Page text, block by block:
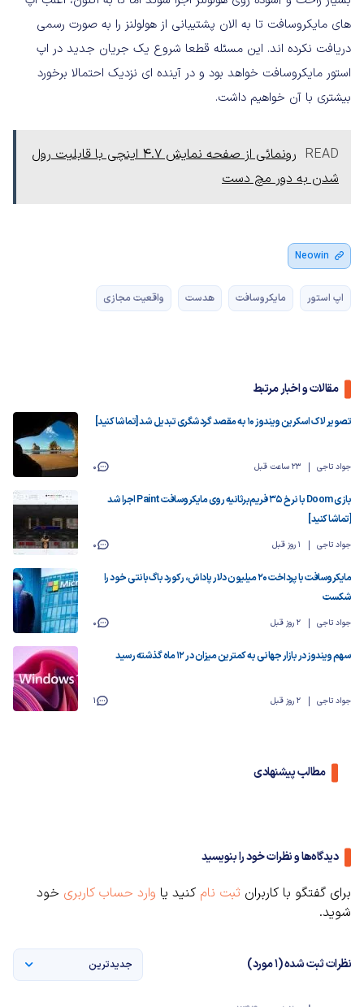
های مایکروسافت تا به الان پشتیبانی از هولولنز را به صورت رسمی
دریافت نکرده اند. این مسئله قطعا شروع یک جریان جدید در اپ
استور مایکروسافت خواهد بود و در آینده ای نزدیک احتمالا برخورد
بیشتری با آن خواهیم داشت.
READ
رونمائی از صفحه نمایش 4.7 اینچی با قابلیت رول
شدن به دور مچ دست
Neowin
اپ استور مایکروسافت هدست واقعیت مجازی
مقالات و اخبار مرتبط
تصویر لاک اسکرین ویندوز ۱۰ به مقصد گردشگری تبدیل شد [تماشا کنید]
جواد تاجی 23 ساعت قبل 0
بازی Doom با نرخ ۳۵ فریم‌برثانیه روی مایکروسافت Paint اجرا شد
[تماشا کنید]
جواد تاجی 1 روز قبل 0
مایکروسافت با پرداخت ۲۰ میلیون دلار پاداش، رکورد باگ‌بانتی خود را
شکست
جواد تاجی 2 روز قبل 0
سهم ویندوز در بازار جهانی به کمترین میزان در ۱۲ ماه گذشته رسید
جواد تاجی 2 روز قبل 1
مطالب پیشنهادی
دیدگاه‌ها و نظرات خود را بنویسید
برای گفتگو با کاربران ثبت نام کنید یا وارد حساب کاربری خود
شوید.
نظرات ثبت شده (1 مورد) جدیدترین